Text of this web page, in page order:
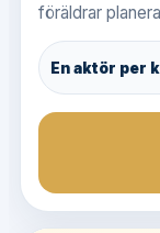
föräldrar
En aktör per